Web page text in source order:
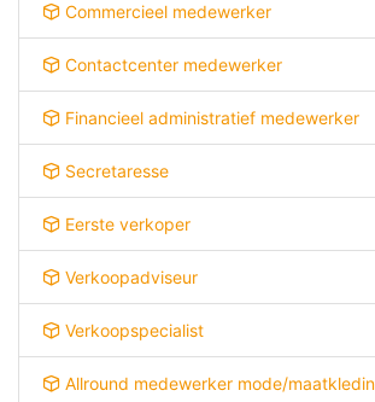
Commercieel medewerker
Contactcenter medewerker
Financieel administratief medewerker
Secretaresse
Eerste verkoper
Verkoopadviseur
Verkoopspecialist
Allround medewerker mode/